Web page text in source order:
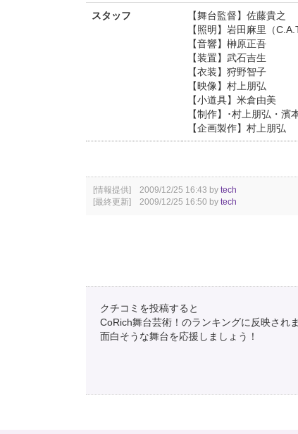
スタッフ
【舞台監督】佐藤貴之
【照明】岩田麻里（
【音響】榊原正吾
【装置】武石吉生
【衣装】狩野智子
【映像】村上朋弘
【小道具】米倉由美
【制作】･村上朋弘・
【企画製作】村上朋弘
[情報提供] 2009/12/25 16:43 by tech
[最終更新] 2009/12/25 16:50 by tech
クチコミを投稿すると
CoRich舞台芸術！のランキングに反映されま
面白そうな舞台を応援しましょう！